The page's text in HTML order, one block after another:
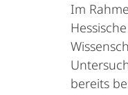
Im
bereits